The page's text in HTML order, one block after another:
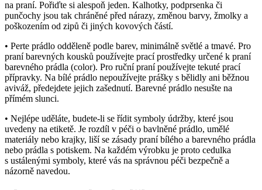
na praní. Pořiďte si alespoň jeden. Kalhotky, podprsenka či
punčochy jsou tak chráněné před nárazy, změnou barvy, žmolky a
poškozením od zipů či jiných kovových částí.
• Perte prádlo odděleně podle barev, minimálně světlé a tmavé. Pro
praní barevných kousků používejte prací prostředky určené k praní
barevného prádla (color). Pro ruční praní používejte tekuté prací
přípravky. Na bílé prádlo nepoužívejte prášky s bělidly ani běžnou
aviváž, předejdete jejich zašednutí. Barevné prádlo nesušte na
přímém slunci.
• Nejlépe uděláte, budete-li se řídit symboly údržby, které jsou
uvedeny na etiketě. Je rozdíl v péči o bavlněné prádlo, umělé
materiály nebo krajky, liší se zásady praní bílého a barevného prádla
nebo prádla s potiskem. Na každém výrobku je proto cedulka
s ustálenými symboly, které vás na správnou péči bezpečně a
názorně navedou.